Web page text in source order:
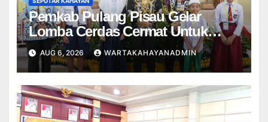
Pemkab Pulang Pisau Gelar
Lomba Cerdas Cermat Untuk
Pelajar
AUG 6, 2026 WARTAKAHAYANADMIN